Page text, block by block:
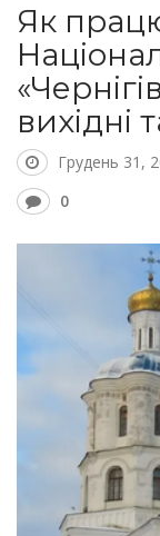
Як
вихідні
Грудень 31,
0